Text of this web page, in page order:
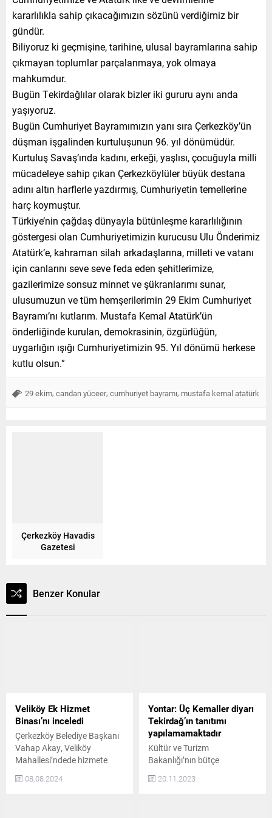
kararlılıkla sahip çıkacağımızın sözünü verdiğimiz bir
gündür.
Biliyoruz ki geçmişine, tarihine, ulusal bayramlarına sahip
çıkmayan toplumlar parçalanmaya, yok olmaya
mahkumdur.
Bugün Tekirdağlılar olarak bizler iki gururu aynı anda
yaşıyoruz.
Bugün Cumhuriyet Bayramımızın yanı sıra Çerkezköy’ün
düşman işgalinden kurtuluşunun 96. yıl dönümüdür.
Kurtuluş Savaş’ında kadını, erkeği, yaşlısı, çocuğuyla milli
mücadeleye sahip çıkan Çerkezköylüler büyük destana
adını altın harflerle yazdırmış, Cumhuriyetin temellerine
harç koymuştur.
Türkiye’nin çağdaş dünyayla bütünleşme kararlılığının
göstergesi olan Cumhuriyetimizin kurucusu Ulu Önderimiz
Atatürk’e, kahraman silah arkadaşlarına, milleti ve vatanı
için canlarını seve seve feda eden şehitlerimize,
gazilerimize sonsuz minnet ve şükranlarımı sunar,
ulusumuzun ve tüm hemşerilerimin 29 Ekim Cumhuriyet
Bayramı’nı kutlarım. Mustafa Kemal Atatürk’ün
önderliğinde kurulan, demokrasinin, özgürlüğün,
uygarlığın ışığı Cumhuriyetimizin 95. Yıl dönümü herkese
kutlu olsun.”
29 ekim, candan yüceer, cumhuriyet bayramı, mustafa kemal atatürk
Çerkezköy Havadis
Gazetesi
Benzer Konular
Veliköy Ek Hizmet
Binası’nı inceledi
Çerkezköy Belediye Başkanı
Vahap Akay, Veliköy
Mahallesi’ndede hizmete
açılan Çerkezköy Belediyesi
Ek Hizmet Binası’nda
08.08.2024
Yontar: Üç Kemaller diyarı
Tekirdağ’ın tanıtımı
yapılamamaktadır
Kültür ve Turizm
Bakanlığı’nın bütçe
görüşmelerinde konuşan
CHP Tekirdağ Milletvekili
20.11.2023